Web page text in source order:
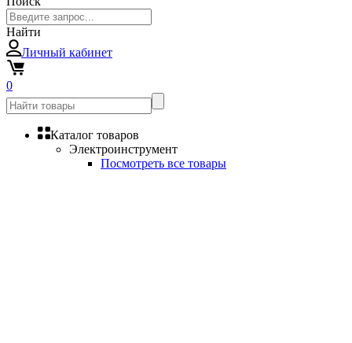
Найти
Личный кабинет
0
Каталог товаров
Электроинструмент
Посмотреть все товары